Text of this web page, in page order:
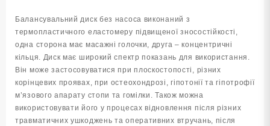
Балансувальний диск без насоса виконаний з
термопластичного еластомеру підвищеної зносостійкості,
одна сторона має масажні голочки, друга – концентричні
кільця. Диск має широкий спектр показань для використання.
Він може застосовуватися при плоскостопості, різних
корінцевих проявах, при остеохондрозі, гіпотонії та гіпотрофії
м’язового апарату стопи та гомілки. Також можна
використовувати його у процесах відновлення після різних
травматичних ушкоджень та оперативних втручань, після